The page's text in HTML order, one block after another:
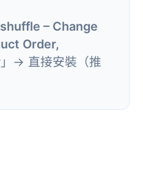
– Change
Order,
」→ 直接安裝（推